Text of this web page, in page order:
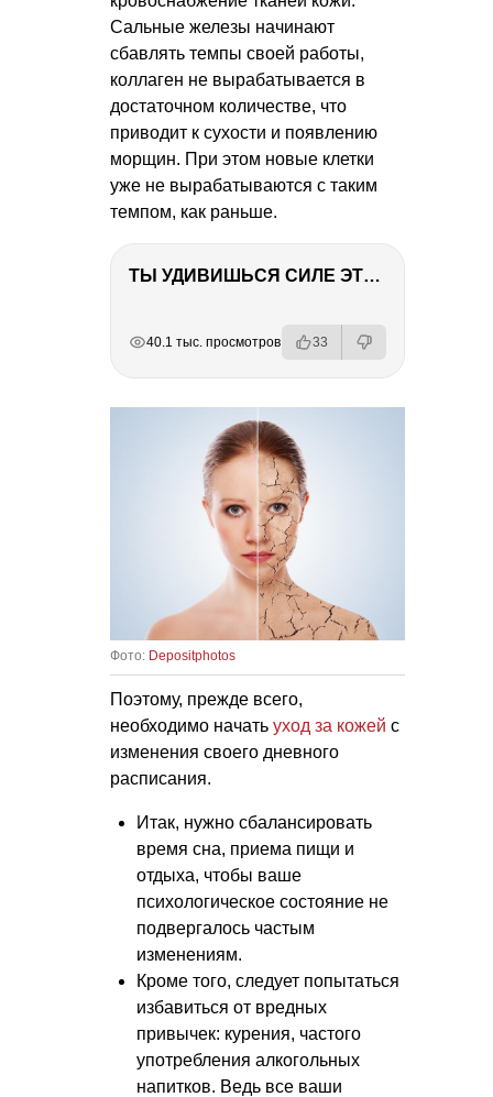
Сальные железы начинают
сбавлять темпы своей работы,
коллаген не вырабатывается в
достаточном количестве, что
приводит к сухости и появлению
морщин. При этом новые клетки
уже не вырабатываются с таким
темпом, как раньше.
ТЫ УДИВИШЬСЯ СИЛЕ ЭТО ЧЕЛОВЕКА! Блог о нашей поездке в Вышний Волочек
40.1 тыс. просмотров 33
Фото: Depositphotos
Поэтому, прежде всего,
необходимо начать уход за кожей с
изменения своего дневного
расписания.
Итак, нужно сбалансировать
время сна, приема пищи и
отдыха, чтобы ваше
психологическое состояние не
подвергалось частым
изменениям.
Кроме того, следует попытаться
избавиться от вредных
привычек: курения, частого
употребления алкогольных
напитков. Ведь все ваши